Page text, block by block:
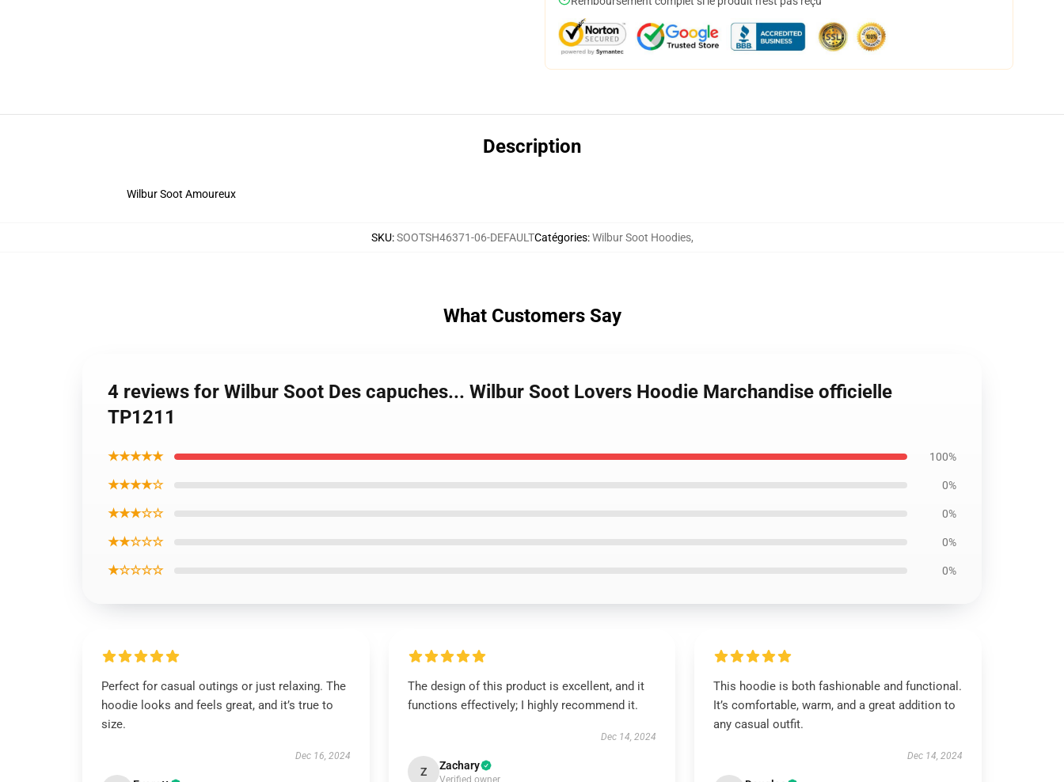
Description
Wilbur Soot Amoureux
SKU:SOOTSH46371-06-DEFAULTCatégories:Wilbur Soot Hoodies,
What Customers Say
4 reviews for Wilbur Soot Des capuches... Wilbur Soot Lovers Hoodie Marchandise officielle
TP1211
★★★★★ 100%
★★★★☆ 0%
★★★☆☆ 0%
★★☆☆☆ 0%
★☆☆☆☆ 0%
Perfect for casual outings or just relaxing. The
hoodie looks and feels great, and it’s true to
size.
Dec 16, 2024
The design of this product is excellent, and it
functions effectively; I highly recommend it.
Dec 14, 2024
Z Zachary
Verified owner
This hoodie is both fashionable and functional.
It’s comfortable, warm, and a great addition to
any casual outfit.
Dec 14, 2024